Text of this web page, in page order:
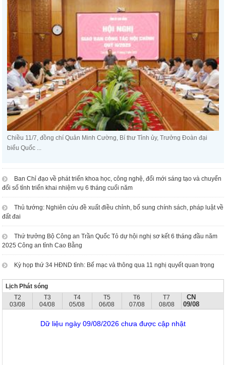
Chiều 11/7, đồng chí Quản Minh Cường, Bí thư Tỉnh ủy, Trưởng Đoàn đại
biểu Quốc ...
Ban Chỉ đạo về phát triển khoa học, công nghệ, đổi mới sáng tạo và chuyển
đổi số tỉnh triển khai nhiệm vụ 6 tháng cuối năm
Thủ tướng: Nghiên cứu đề xuất điều chỉnh, bổ sung chính sách, pháp luật về
đất đai
Thứ trưởng Bộ Công an Trần Quốc Tỏ dự hội nghị sơ kết 6 tháng đầu năm
2025 Công an tỉnh Cao Bằng
Kỳ họp thứ 34 HĐND tỉnh: Bế mạc và thông qua 11 nghị quyết quan trọng
Lịch Phát sóng
T2
03/08
T3
04/08
T4
05/08
T5
06/08
T6
07/08
T7
08/08
CN
09/08
Dữ liệu ngày 09/08/2026 chưa được cập nhật